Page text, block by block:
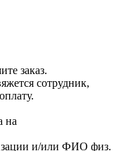
заказ.
сотрудник,
на
и/или ФИО физ.